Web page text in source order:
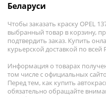
Беларуси
Чтобы заказать краску OPEL
выбранный товар в корзину,
подтвердить заказ. Купить
курьерской доставкой по всей
Информация о товарах
том числе с официальных
Перед тем, как купить
обязательно обращайте